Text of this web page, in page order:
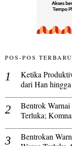
POS-POS TERBARU
Ketika
dari Han
Bentrok Warnai
Terluka;
Bentrokan